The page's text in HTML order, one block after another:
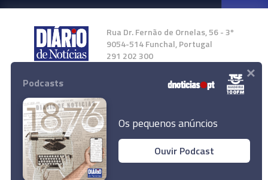
Rua Dr. Fernão de Ornelas, 56 - 3º
9054-514 Funchal, Portugal
291 202 300
Instale a nossa App
© 2024 Empresa Diário de Notícias, Lda.
Todos os direitos reservados.
Podcasts
Os pequenos anúncios
Ouvir Podcast
×